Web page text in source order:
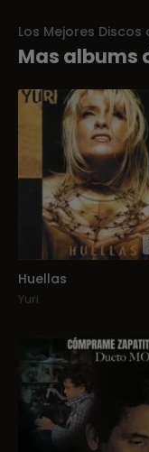
Los Mejores Discos
Mas albums
Huellas
Yuri